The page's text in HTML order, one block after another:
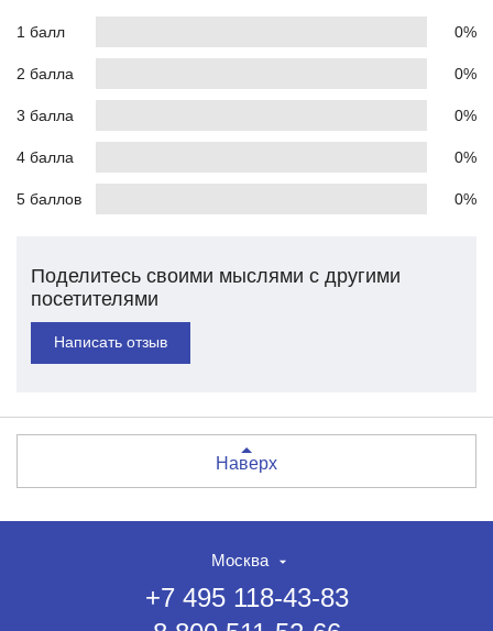
1 балл 0%
2 балла 0%
3 балла 0%
4 балла 0%
5 баллов 0%
Поделитесь своими мыслями с другими
посетителями
Написать отзыв
Наверх
Москва
+7 495 118-43-83